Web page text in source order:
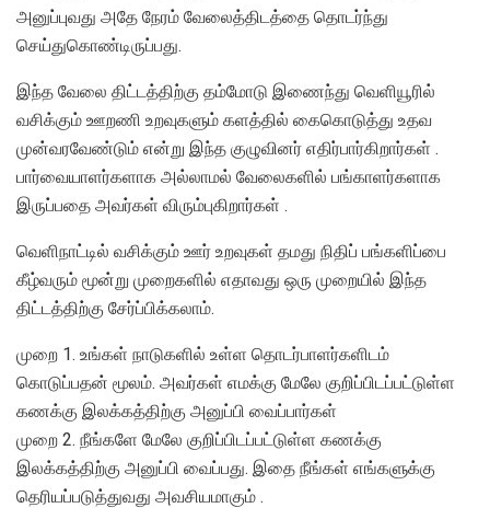
அனுப்புவது அதே நேரம் வேலைத்திடத்தை தொடர்ந்து
செய்துகொண்டிருப்பது.
இந்த வேலை திட்டத்திற்கு தம்மோடு இணைந்து வெளியூரில்
வசிக்கும் ஊறணி உறவுகளும் களத்தில் கைகொடுத்து உதவ
முன்வரவேண்டும் என்று இந்த குழுவினர் எதிர்பார்கிறார்கள் .
பார்வையாளர்களாக அல்லாமல் வேலைகளில் பங்காளர்களாக
இருப்பதை அவர்கள் விரும்புகிறார்கள் .
வெளிநாட்டில் வசிக்கும் ஊர் உறவுகள் தமது நிதிப் பங்களிப்பை
கீழ்வரும் மூன்று முறைகளில் எதாவது ஒரு முறையில் இந்த
திட்டத்திற்கு சேர்ப்பிக்கலாம்.
முறை 1. உங்கள் நாடுகளில் உள்ள தொடர்பாளர்களிடம்
கொடுப்பதன் மூலம். அவர்கள் எமக்கு மேலே குறிப்பிடப்பட்டுள்ள
கணக்கு இலக்கத்திற்கு அனுப்பி வைப்பார்கள்
முறை 2. நீங்களே மேலே குறிப்பிடப்பட்டுள்ள கணக்கு
இலக்கத்திற்கு அனுப்பி வைப்பது. இதை நீங்கள் எங்களுக்கு
தெரியப்படுத்துவது அவசியமாகும் .